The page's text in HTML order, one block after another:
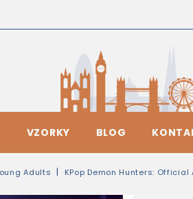
VZORKY BLOG
Adults KPop Demon Hunters: Official